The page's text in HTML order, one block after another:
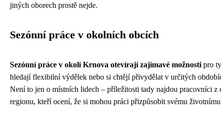
jiných oborech prostě nejde.
Sezónní práce v okolních obcích
Sezónní práce v okolí Krnova otevírají zajímavé možnostipro
hledají flexibilní výdělek nebo si chtějí přivydělat v určitých
Není to jen o místních lidech – příležitosti tady najdou pracovníci z
regionu, kteří ocení, že si mohou práci přizpůsobit svému